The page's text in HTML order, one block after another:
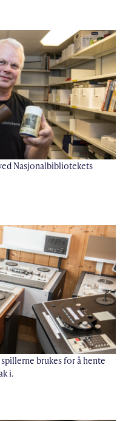
Nasjonalbibliotekets
brukes for å hente
i.